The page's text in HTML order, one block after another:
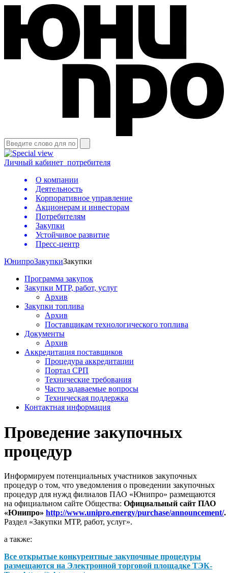
Личный кабинет потребителя
О компании
Деятельность
Корпоративное управление
Акционерам и инвесторам
Потребителям
Закупки
Устойчивое развитие
Пресс-центр
ЮнипроЗакупкиЗакупки
Программа закупок
Закупки МТР, работ, услуг
Архив
Закупки топлива
Архив
Поставщикам технологического топлива
Документы
Архив
Аккредитация поставщиков
Процедура аккредитации
Портал СРП
Технические требования
Часто задаваемые вопросы
Техническая поддержка
Контактная информация
Проведение закупочных
процедур
Информируем потенциальных участников закупочных
процедур о том, что уведомления о проведении закупочных
процедур для нужд филиалов ПАО «Юнипро» размещаются
на официальном сайте Общества: Официальный сайт ПАО
«Юнипро» http://www.unipro.energy/purchase/announcement/.
Раздел «Закупки МТР, работ, услуг».
а также:
Все открытые конкурентные закупочные процедуры
размещаются на Электронной торговой площадке ТЭК-